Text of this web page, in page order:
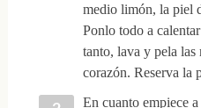
medio limón, la piel
Ponlo todo a
tanto, lava y pela las
corazón. Reserva la
En cuanto empiece